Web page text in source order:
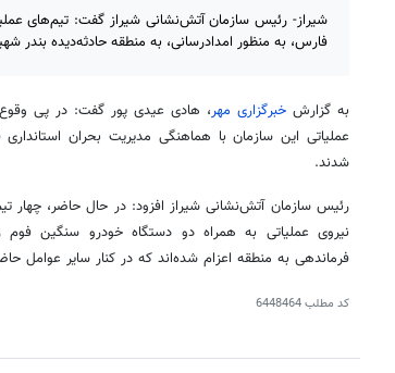
شیراز- رئیس سازمان آتش‌نشانی شیراز گفت: تیم‌های
فارس، به منظور امدادرسانی، به منطقه حادثه‌دیده بندر
به گزارش خبرگزاری مهر، هادی عیدی پور گفت: در پی وقوع
عملیاتی این سازمان با هماهنگی مدیریت بحران
شدند.
رئیس سازمان آتش‌نشانی شیراز افزود: در حال حاضر، چهار
نیروی عملیاتی به همراه دو دستگاه خودرو سنگین
فرماندهی به منطقه اعزام شده‌اند که در کنار سایر عوامل
کد مطلب6448464